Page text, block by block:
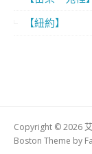
【紐約】
Copyright © 2026
Boston Theme by